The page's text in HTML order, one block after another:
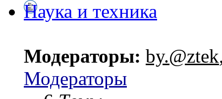
Наука и техника
Модераторы: by.@ztek
Модераторы